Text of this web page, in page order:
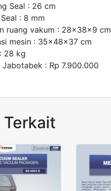
Seal : 26 cm
: 8 mm
ruang vakum : 28x38x9 cm
mesin : 35x48x37 cm
28 kg
Jabotabek : Rp 7.900.000
Terkait